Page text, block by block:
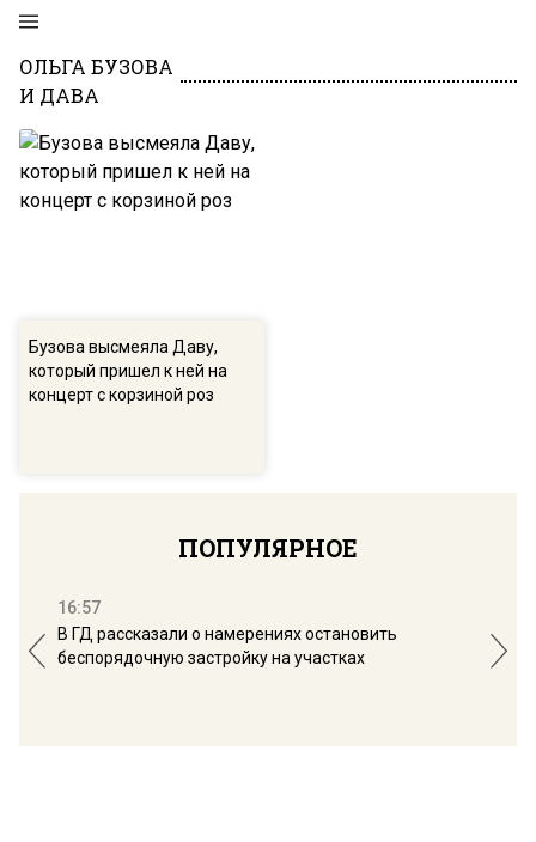
ОЛЬГА БУЗОВА
И ДАВА
Бузова высмеяла Даву,
который пришел к ней на
концерт с корзиной роз
ПОПУЛЯРНОЕ
16:57
В ГД рассказали о намерениях остановить
беспорядочную застройку на участках